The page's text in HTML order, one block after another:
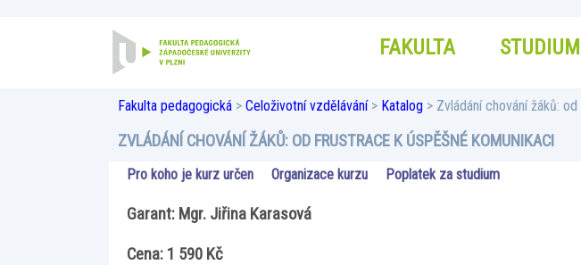
FAKULTA
Fakulta pedagogická > Celoživotní vzdělávání> Katalog > Zvládání chování žáků:
ZVLÁDÁNÍ CHOVÁNÍ ŽÁKŮ: OD FRUSTRACE K ÚSPĚŠNÉ KOMUNIKACI
Pro koho je kurz určen Organizace kurzu Poplatek za studium
Garant: Mgr. Jiřina Karasová
Cena: 1 590 Kč